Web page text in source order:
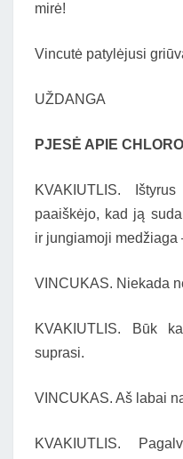
mirė!
Vincutė patylėjusi
UŽDANGA
PJESĖ APIE
KVAKIUTLIS.
paaiškėjo, kad ją
ir jungiamoji medžiaga
VINCUKAS. Niekada
KVAKIUTLIS. Būk
suprasi.
VINCUKAS. Aš labai
KVAKIUTLIS.